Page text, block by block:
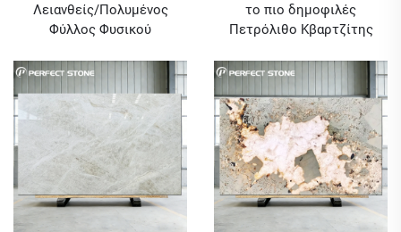
Λειανθείς/Πολυμένος
Φύλλος Φυσικού
Πώληση
το πιο δημοφιλές
Πετρόλιθο Κβαρτζίτης
με ελάχιστη ποσότητα